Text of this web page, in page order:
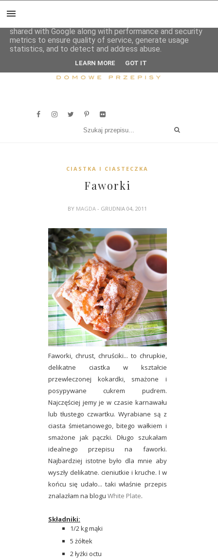
CIASTKA I CIASTECZKA
Faworki
BY MAGDA- GRUDNIA 04, 2011
Faworki, chrust, chruściki... to chrupkie,
delikatne ciastka w kształcie
przewleczonej kokardki, smażone i
posypywane cukrem pudrem.
Najczęściej jemy je w czasie karnawału
lub tłustego czwartku. Wyrabiane są z
ciasta śmietanowego, bitego wałkiem i
smażone jak pączki. Długo szukałam
idealnego przepisu na faworki.
Najbardziej istotne było dla mnie aby
wyszły delikatne. cieniutkie i kruche. I w
końcu się udało... taki właśnie przepis
znalazłam na blogu White Plate.
Składniki:
1/2 kg mąki
5 żółtek
2 łyżki octu
This site uses cookies from Google to deliver its services
shared with Google along with performance and security
metrics to ensure quality of service, generate usage
statistics, and to detect and address abuse.
LEARN MORE GOT IT